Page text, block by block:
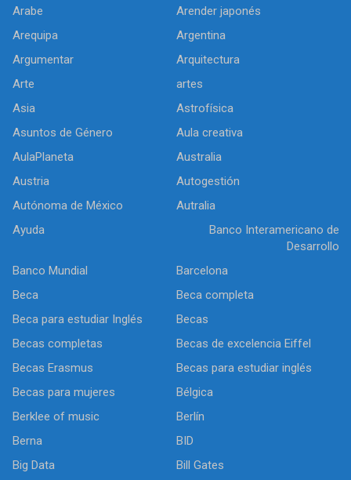
Arabe
Arender japonés
Arequipa
Argentina
Argumentar
Arquitectura
Arte
artes
Asia
Astrofísica
Asuntos de Género
Aula creativa
AulaPlaneta
Australia
Austria
Autogestión
Autónoma de México
Autralia
Ayuda
Banco Interamericano de
Desarrollo
Banco Mundial
Barcelona
Beca
Beca completa
Beca para estudiar Inglés
Becas
Becas completas
Becas de excelencia Eiffel
Becas Erasmus
Becas para estudiar inglés
Becas para mujeres
Bélgica
Berklee of music
Berlín
Berna
BID
Big Data
Bill Gates